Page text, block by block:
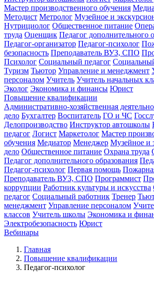
Мастер производственного обучения
Методист Метролог Музейное и
Нутрициолог Общественное питание
труда Оценщик Педагог дополнительного
Педагог-организатор Педагог-психолог
безопасность Преподаватель ВУЗ, СПО
Психолог Социальный педагог
Туризм Тьютор Управление и менеджмент
персоналом Учитель Учитель начальных
Эколог Экономика и финансы Юрист
Повышение квалификации
Административно-хозяйственная
дело Бухгалтер Воспитатель ГО и ЧС
Делопроизводство Инструктор автошколы
педагог Логист Маркетолог Мастер
обучения Медиатор Менеджер Музейное и
дело Общественное питание Охрана труда
Педагог дополнительного образования
Педагог-психолог Первая помощь
Преподаватель ВУЗ, СПО Программист
коррупции Работник культуры и искусства
педагог Социальный работник Тренер
менеджмент Управление персоналом
классов Учитель школы Экономика и
Электробезопасность Юрист
Вебинары
Главная
Повышение квалификации
Педагог-психолог